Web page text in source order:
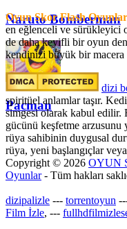
Naruto Bomberman
Pacman
Oyun Skor Flash
en eğlenceli ve sürükleyici
de daha keyifli bir oyun
kendinizi büyük bir
dizi
spiritüel anlamlar taşır.
simgesi olarak kabul edilir.
gücünü keşfetme arzusunu
rüya sahibinin duygusal
rüya, yeni başlangıçlar
Copyright © 2026 OYUN
Oyunlar- Tüm hakları
dizipalizle --- torrentoyun
Film İzle, ---